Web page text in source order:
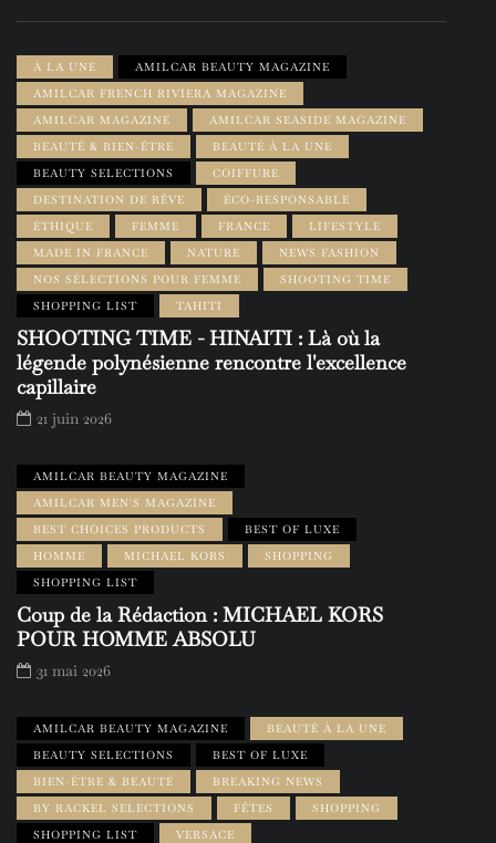
À LA UNE
AMILCAR BEAUTY MAGAZINE
AMILCAR FRENCH RIVIERA MAGAZINE
AMILCAR MAGAZINE
AMILCAR SEASIDE MAGAZINE
BEAUTÉ & BIEN-ÊTRE
BEAUTÉ À LA UNE
BEAUTY SELECTIONS
COIFFURE
DESTINATION DE RÊVE
ÉCO-RESPONSABLE
ÉTHIQUE
FEMME FRANCE
LIFESTYLE
MADE IN FRANCE
NATURE
NEWS FASHION
NOS SÉLECTIONS POUR FEMME
SHOOTING TIME
SHOPPING LIST
TAHITI
SHOOTING TIME - HINAITI : Là où la
légende polynésienne rencontre l'excellence
capillaire
21 juin 2026
AMILCAR BEAUTY MAGAZINE
AMILCAR MEN'S MAGAZINE
BEST CHOICES PRODUCTS
BEST OF LUXE
HOMME
MICHAEL KORS
SHOPPING
SHOPPING LIST
Coup de la Rédaction : MICHAEL KORS
POUR HOMME ABSOLU
31 mai 2026
AMILCAR BEAUTY MAGAZINE
BEAUTÉ À LA UNE
BEAUTY SELECTIONS
BEST OF LUXE
BIEN-ÊTRE & BEAUTÉ
BREAKING NEWS
BY RACKEL SELECTIONS
FÊTES
SHOPPING
SHOPPING LIST
VERSACE